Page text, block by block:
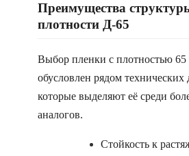
Преимущества
плотности Д-65
Выбор пленки с плотностью 65
обусловлен рядом технических
которые выделяют её среди
аналогов.
Стойкость к